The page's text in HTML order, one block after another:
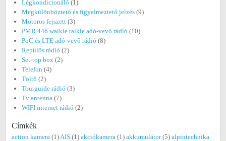
Légkondicionáló (1)
Megkülönböztető és figyelmeztető jelzés (9)
Motoros fejszett (3)
PMR 446 walkie talkie adó-vevő rádió (10)
PoC és LTE adó-vevő rádió (8)
Repülős rádió (2)
Set-top box (2)
Telefon (4)
Töltő (2)
Tourguide rádió (3)
Tv antenna (7)
WIFI internet rádió (2)
Címkék
action kamera (1) AIS (1) akciókamera (1) akkumulátor(5) alpintechnika